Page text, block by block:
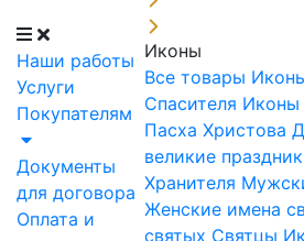
Наши работы
Услуги
Покупателям
Документы
для договора
Оплата и
Иконы
Все товары
Спасителя
Пасха Христова
великие
Хранителя
Женские имена
святых Святцы